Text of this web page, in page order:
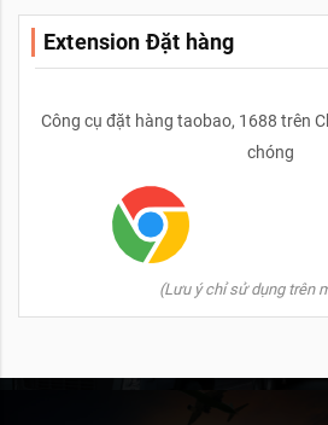
Extension Đặt hàng
Công cụ đặt hàng taobao, 1688 trên
chóng
(Lưu ý chỉ sử dụng trên